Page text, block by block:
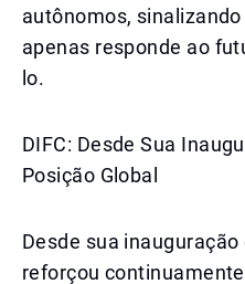
autônomos,
apenas responde ao
lo.
DIFC: Desde Sua
Posição Global
Desde sua inauguração
reforçou